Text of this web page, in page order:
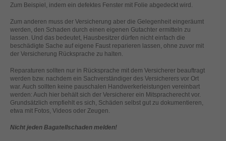
Zum Beispiel, indem ein defektes Fenster mit Folie abgedeckt wird.
Zum anderen muss der Versicherung aber die Gelegenheit eingeräumt
werden, den Schaden durch einen eigenen Gutachter ermitteln zu
lassen. Und das bedeutet, Hausbesitzer dürfen nicht einfach die
beschädigte Sache auf eigene Faust reparieren lassen, ohne zuvor mit
der Versicherung Rücksprache zu halten.
Reparaturen sollten nur in Rücksprache mit dem Versicherer beauftragt
werden bzw. nachdem ein Sachverständiger des Versicherers vor Ort
war. Auch sollten keine pauschalen Handwerkerleistungen vereinbart
werden: Auch hier behält sich der Versicherer ein Mitspracherecht vor.
Grundsätzlich empfiehlt es sich, Schäden selbst gut zu dokumentieren,
etwa mit Fotos, Videos oder Zeugen.
Nicht jeden Bagatellschaden melden!
helfen, diese Website und Ihre Erfahrung zu verbessern.
Adressen), z. B. für personalisierte Anzeigen und Inhalte oder
Anzeigen- und Inhaltsmessung. Weitere Informationen über die
Verwendung Ihrer Daten finden Sie in unserer
Datenschutzerklärung.
können Ihre Einwilligung zu ganzen Kategorien geben oder sich
weitere Informationen anzeigen lassen und so nur bestimmte
Cookies auswählen.
Alle akzeptieren Speichern
Zurück Nur essenzielle Cookies akzeptieren